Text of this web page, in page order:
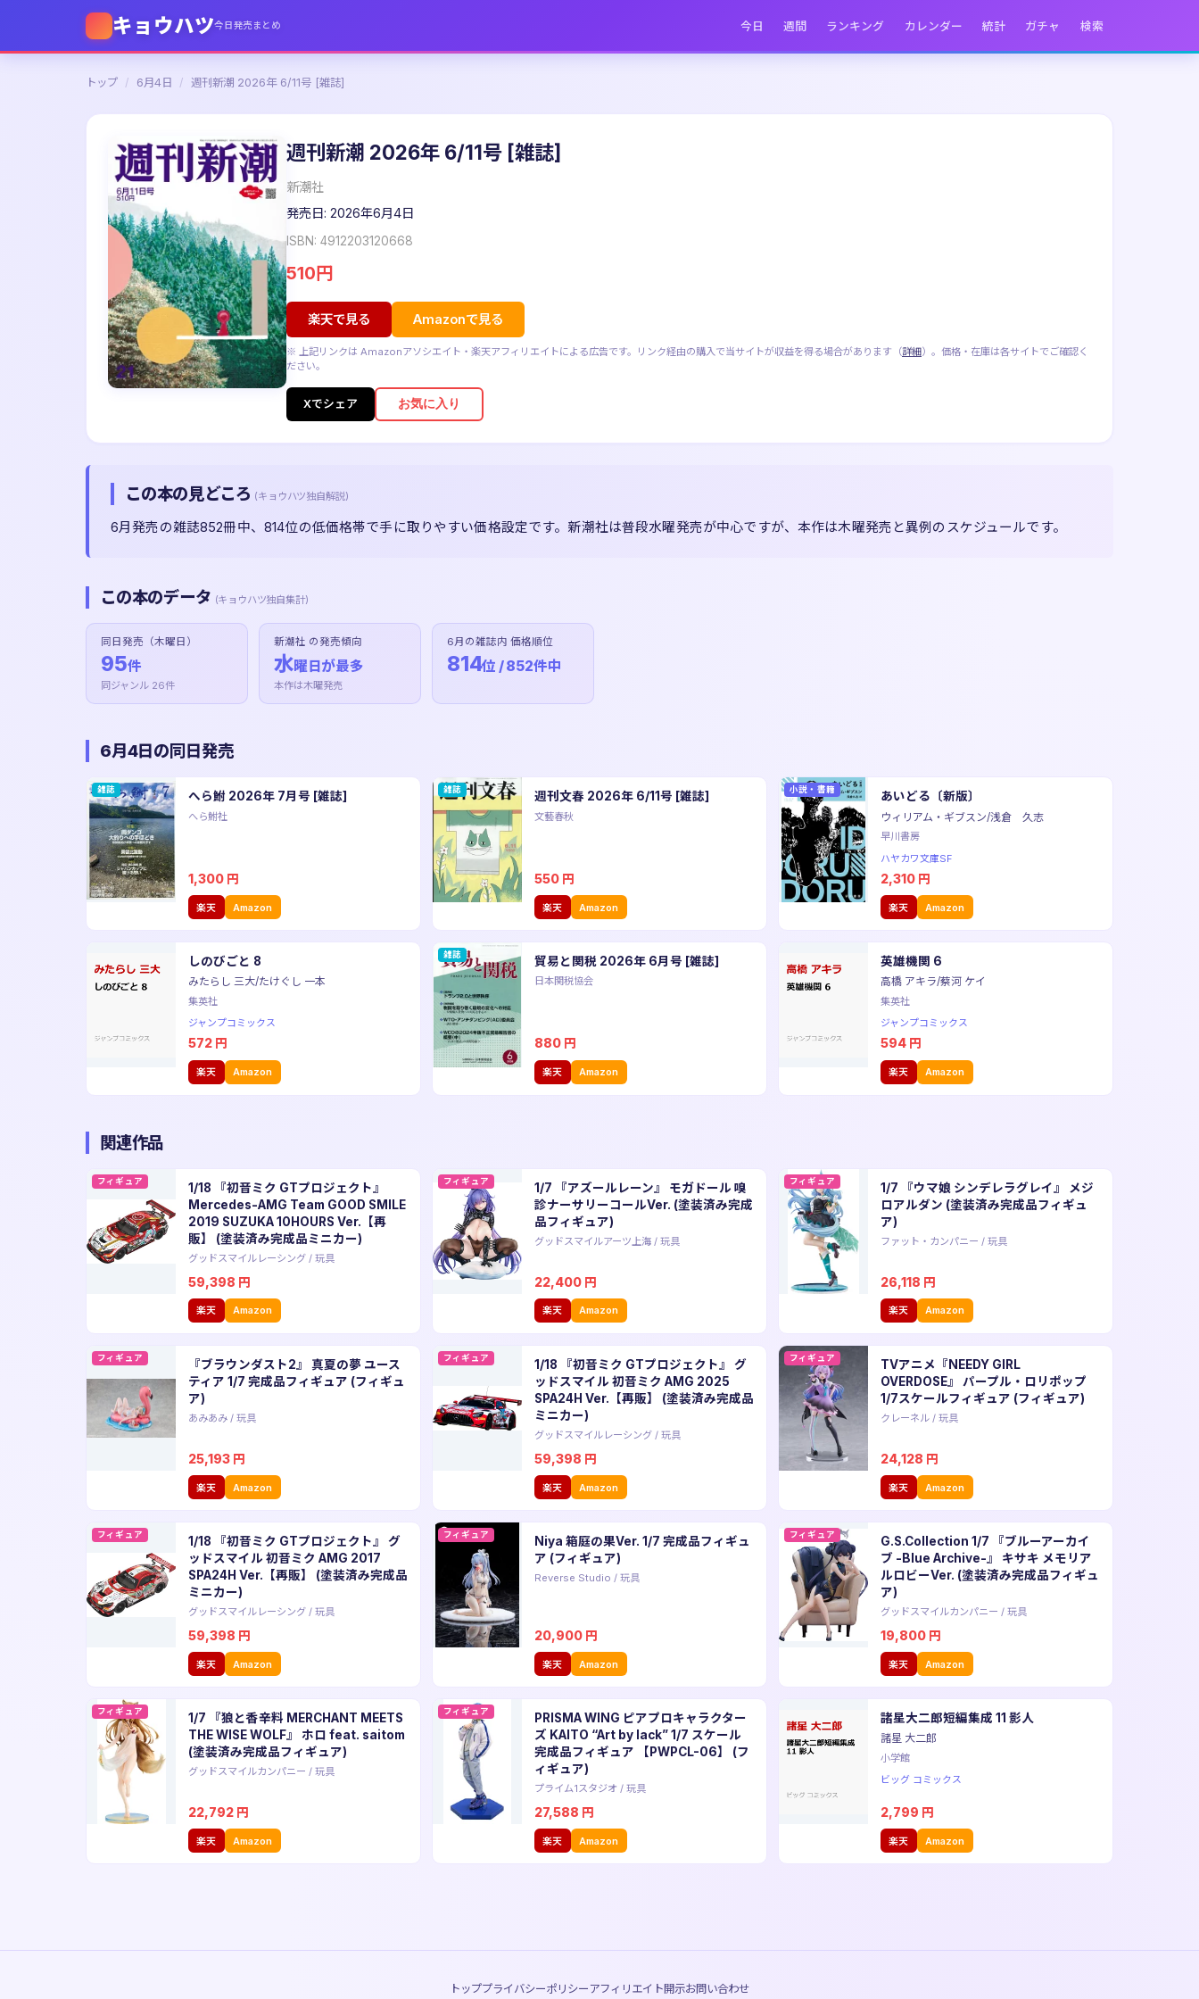
キョウハツ今日発売まとめ 今日 週間 ランキング カレンダー 統計 ガチャ 検索
トップ / 6月4日 / 週刊新潮 2026年 6/11号 [雑誌]
週刊新潮 2026年 6/11号 [雑誌]
新潮社
発売日: 2026年6月4日
ISBN: 4912203120668
510円
楽天で見る Amazonで見る
※ 上記リンクは Amazonアソシエイト・楽天アフィリエイトによる広告です。リンク経由の購入で当サイトが収益を得る場合があります（詳細）。価格・在庫は各サイトでご確認く
ださい。
Xでシェア お気に入り
この本の見どころ (キョウハツ独自解説)
6月発売の雑誌852冊中、814位の低価格帯で手に取りやすい価格設定です。新潮社は普段水曜発売が中心ですが、本作は木曜発売と異例のスケジュールです。
この本のデータ (キョウハツ独自集計)
同日発売（木曜日）
95件
同ジャンル 26件
新潮社 の発売傾向
水曜日が最多
本作は木曜発売
6月の雑誌内 価格順位
814位 / 852件中
6月4日の同日発売
雑誌 へら鮒 2026年 7月号 [雑誌]
へら鮒社
1,300 円
楽天 Amazon
雑誌 週刊文春 2026年 6/11号 [雑誌]
文藝春秋
550 円
楽天 Amazon
小説・書籍 あいどる〔新版〕
ウィリアム・ギブスン/浅倉 久志
早川書房
ハヤカワ文庫SF
2,310 円
楽天 Amazon
しのびごと 8
みたらし 三大/たけぐし 一本
集英社
ジャンプコミックス
572 円
楽天 Amazon
雑誌 貿易と関税 2026年 6月号 [雑誌]
日本関税協会
880 円
楽天 Amazon
英雄機関 6
高橋 アキラ/蔡河 ケイ
集英社
ジャンプコミックス
594 円
楽天 Amazon
関連作品
フィギュア
1/18 『初音ミク GTプロジェクト』
Mercedes-AMG Team GOOD SMILE
2019 SUZUKA 10HOURS Ver.【再
販】 (塗装済み完成品ミニカー)
グッドスマイルレーシング/ 玩具
59,398 円
楽天 Amazon
フィギュア
1/7 『アズールレーン』 モガドール 嗅
診ナーサリーコールVer. (塗装済み完成
品フィギュア)
グッドスマイルアーツ上海/ 玩具
22,400 円
楽天 Amazon
フィギュア
1/7 『ウマ娘 シンデレラグレイ』 メジ
ロアルダン (塗装済み完成品フィギュ
ア)
ファット・カンパニー / 玩具
26,118 円
楽天 Amazon
フィギュア
『ブラウンダスト2』 真夏の夢 ユース
ティア 1/7 完成品フィギュア (フィギュ
ア)
あみあみ/ 玩具
25,193 円
楽天 Amazon
フィギュア
1/18 『初音ミク GTプロジェクト』 グ
ッドスマイル 初音ミク AMG 2025
SPA24H Ver.【再販】 (塗装済み完成品
ミニカー)
グッドスマイルレーシング/ 玩具
59,398 円
楽天 Amazon
フィギュア
TVアニメ『NEEDY GIRL
OVERDOSE』 パープル・ロリポップ
1/7スケールフィギュア (フィギュア)
クレーネル/ 玩具
24,128 円
楽天 Amazon
フィギュア
1/18 『初音ミク GTプロジェクト』 グ
ッドスマイル 初音ミク AMG 2017
SPA24H Ver.【再販】 (塗装済み完成品
ミニカー)
グッドスマイルレーシング/ 玩具
59,398 円
楽天 Amazon
フィギュア
Niya 箱庭の果Ver. 1/7 完成品フィギュ
ア (フィギュア)
Reverse Studio / 玩具
20,900 円
楽天 Amazon
フィギュア
G.S.Collection 1/7 『ブルーアーカイ
ブ -Blue Archive-』 キサキ メモリア
ルロビーVer. (塗装済み完成品フィギュ
ア)
グッドスマイルカンパニー / 玩具
19,800 円
楽天 Amazon
フィギュア
1/7 『狼と香辛料 MERCHANT MEETS
THE WISE WOLF』 ホロ feat. saitom
(塗装済み完成品フィギュア)
グッドスマイルカンパニー / 玩具
22,792 円
楽天 Amazon
フィギュア
PRISMA WING ピアプロキャラクター
ズ KAITO “Art by lack” 1/7 スケール
完成品フィギュア 【PWPCL-06】 (フ
ィギュア)
プライム1スタジオ / 玩具
27,588 円
楽天 Amazon
諸星大二郎短編集成 11 影人
諸星 大二郎
小学館
ビッグ コミックス
2,799 円
楽天 Amazon
トッププライバシーポリシー アフィリエイト開示お問い合わせ